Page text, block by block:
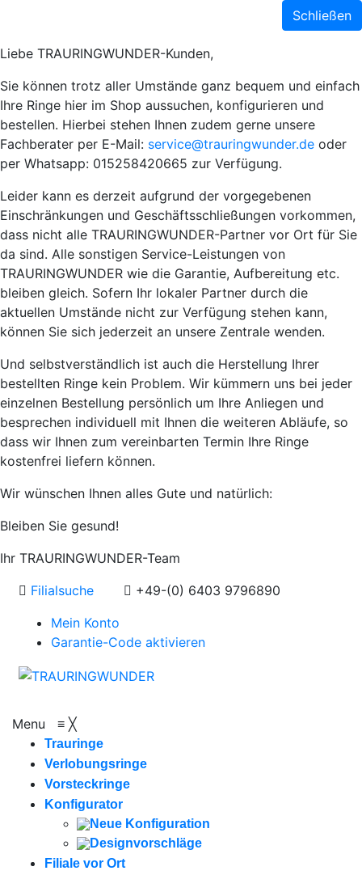
Schließen
Liebe TRAURINGWUNDER-Kunden,
Sie können trotz aller Umstände ganz bequem und einfach
Ihre Ringe hier im Shop aussuchen, konfigurieren und
bestellen. Hierbei stehen Ihnen zudem gerne unsere
Fachberater per E-Mail: service@trauringwunder.de oder
per Whatsapp: 015258420665 zur Verfügung.
Leider kann es derzeit aufgrund der vorgegebenen
Einschränkungen und Geschäftsschließungen vorkommen,
dass nicht alle TRAURINGWUNDER-Partner vor Ort für Sie
da sind. Alle sonstigen Service-Leistungen von
TRAURINGWUNDER wie die Garantie, Aufbereitung etc.
bleiben gleich. Sofern Ihr lokaler Partner durch die
aktuellen Umstände nicht zur Verfügung stehen kann,
können Sie sich jederzeit an unsere Zentrale wenden.
Und selbstverständlich ist auch die Herstellung Ihrer
bestellten Ringe kein Problem. Wir kümmern uns bei jeder
einzelnen Bestellung persönlich um Ihre Anliegen und
besprechen individuell mit Ihnen die weiteren Abläufe, so
dass wir Ihnen zum vereinbarten Termin Ihre Ringe
kostenfrei liefern können.
Wir wünschen Ihnen alles Gute und natürlich:
Bleiben Sie gesund!
Ihr TRAURINGWUNDER-Team
Filialsuche
+49-(0) 6403 9796890
Mein Konto
Garantie-Code aktivieren
Menu ≡ ╳
Trauringe
Verlobungsringe
Vorsteckringe
Konfigurator
Neue Konfiguration
Designvorschläge
Filiale vor Ort